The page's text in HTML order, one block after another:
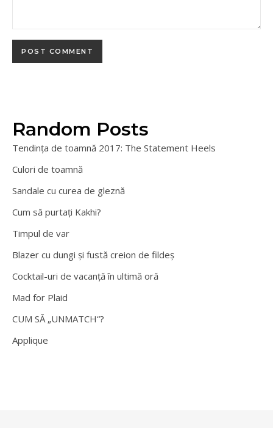
Random Posts
Tendința de toamnă 2017: The Statement Heels
Culori de toamnă
Sandale cu curea de gleznă
Cum să purtați Kakhi?
Timpul de var
Blazer cu dungi și fustă creion de fildeș
Cocktail-uri de vacanță în ultimă oră
Mad for Plaid
CUM SĂ „UNMATCH“?
Applique